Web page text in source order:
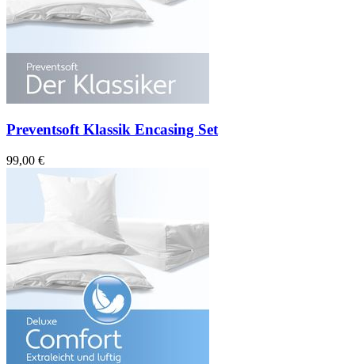
Preventsoft Klassik Encasing Set
99,00 €